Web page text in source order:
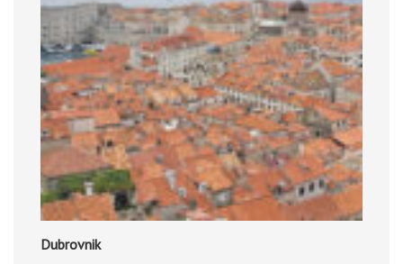
Dubrovnik